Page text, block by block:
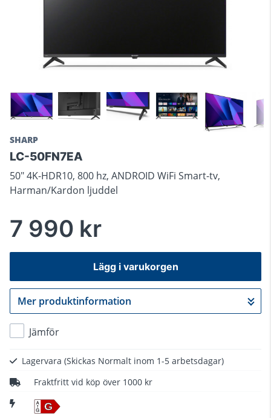
SHARP
LC-50FN7EA
50" 4K-HDR10, 800 hz, ANDROID WiFi Smart-tv,
Harman/Kardon ljuddel
7 990 kr
Lägg i varukorgen
Gå till kassan
Mer produktinformation
Jämför
Lagervara (Skickas Normalt inom 1-5 arbetsdagar)
Fraktfritt vid köp över 1000 kr
G